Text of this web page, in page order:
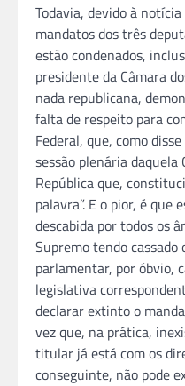
Todavia, devido à
mandatos dos três
estão condenados,
presidente da Câmara
nada republicana,
falta de respeito para
Federal, que, como
sessão plenária daquela
República que,
palavra”. E o pior, é que
descabida por todos os
Supremo tendo
parlamentar, por óbvio,
legislativa
declarar extinto o
vez que, na prática,
titular já está com os
conseguinte, não pode